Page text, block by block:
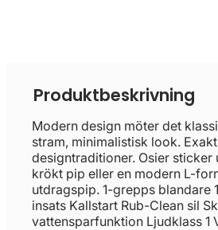
Produktbeskrivning
Modern design möter det
stram, minimalistisk look.
designtraditioner. Osier sticker
krökt pip eller en modern L-
utdragspip. 1-grepps blandare
insats Kallstart Rub-Clean sil
vattensparfunktion Ljudklass